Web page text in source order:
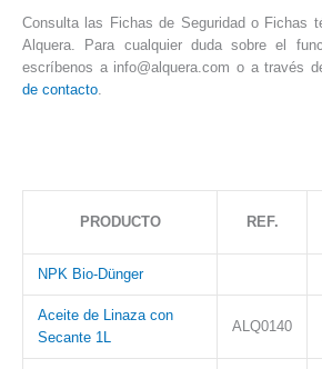
Consulta las Fichas de Seguridad o Fichas
Alquera. Para cualquier duda sobre el
escríbenos a info@alquera.com o a través
de contacto.
PRODUCTO REF.
NPK Bio-Dünger
Aceite de Linaza con
Secante 1L
ALQ0140